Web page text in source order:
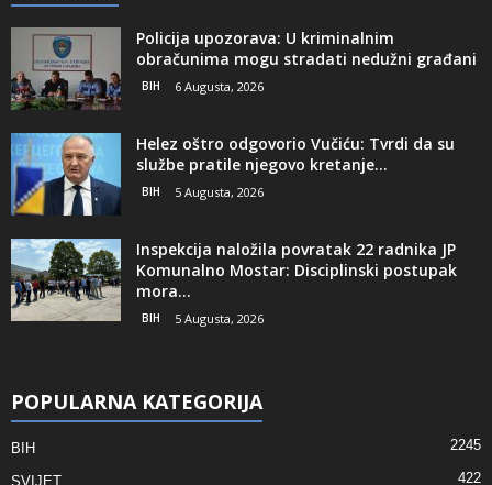
Policija upozorava: U kriminalnim
obračunima mogu stradati nedužni građani
BIH 6 Augusta, 2026
Helez oštro odgovorio Vučiću: Tvrdi da su
službe pratile njegovo kretanje...
BIH 5 Augusta, 2026
Inspekcija naložila povratak 22 radnika JP
Komunalno Mostar: Disciplinski postupak
mora...
BIH 5 Augusta, 2026
POPULARNA KATEGORIJA
BIH 2245
SVIJET 422